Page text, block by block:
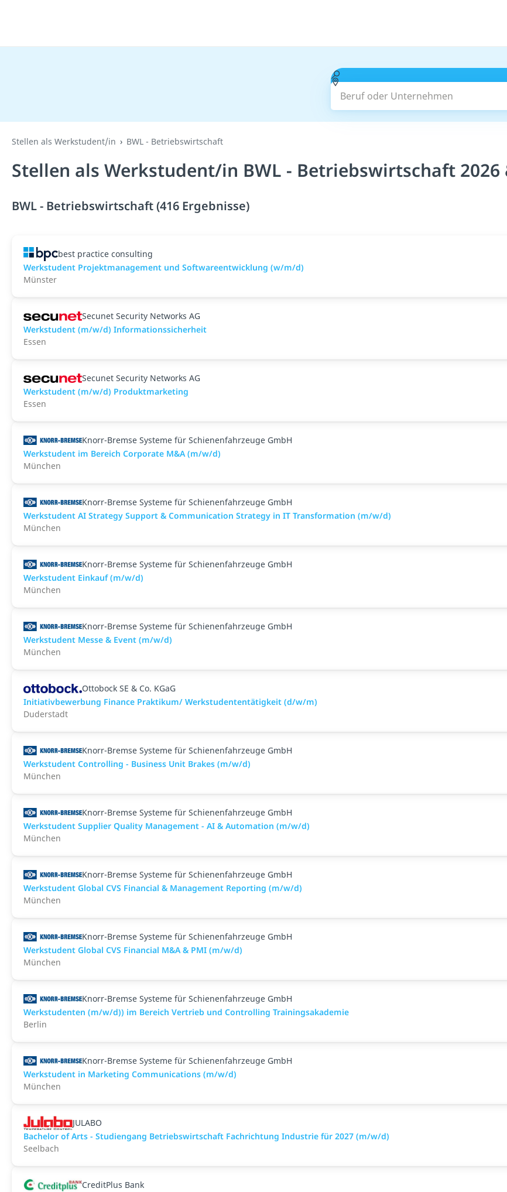
Beruf oder Unternehmen
Stellen als Werkstudent/in BWL - Betriebswirtschaft
Stellen als Werkstudent/in BWL - Betriebswirtschaft 2026
BWL - Betriebswirtschaft (416 Ergebnisse)
best practice consulting
Werkstudent Projektmanagement und Softwareentwicklung (w/m/d)
Münster
Secunet Security Networks AG
Werkstudent (m/w/d) Informationssicherheit
Essen
Secunet Security Networks AG
Werkstudent (m/w/d) Produktmarketing
Essen
Knorr-Bremse Systeme für Schienenfahrzeuge GmbH
Werkstudent im Bereich Corporate M&A (m/w/d)
München
Knorr-Bremse Systeme für Schienenfahrzeuge GmbH
Werkstudent AI Strategy Support & Communication Strategy in IT Transformation (m/w/d)
München
Knorr-Bremse Systeme für Schienenfahrzeuge GmbH
Werkstudent Einkauf (m/w/d)
München
Knorr-Bremse Systeme für Schienenfahrzeuge GmbH
Werkstudent Messe & Event (m/w/d)
München
Ottobock SE & Co. KGaG
Initiativbewerbung Finance Praktikum/ Werkstudententätigkeit (d/w/m)
Duderstadt
Knorr-Bremse Systeme für Schienenfahrzeuge GmbH
Werkstudent Controlling - Business Unit Brakes (m/w/d)
München
Knorr-Bremse Systeme für Schienenfahrzeuge GmbH
Werkstudent Supplier Quality Management - AI & Automation (m/w/d)
München
Knorr-Bremse Systeme für Schienenfahrzeuge GmbH
Werkstudent Global CVS Financial & Management Reporting (m/w/d)
München
Knorr-Bremse Systeme für Schienenfahrzeuge GmbH
Werkstudent Global CVS Financial M&A & PMI (m/w/d)
München
Knorr-Bremse Systeme für Schienenfahrzeuge GmbH
Werkstudenten (m/w/d)) im Bereich Vertrieb und Controlling Trainingsakademie
Berlin
Knorr-Bremse Systeme für Schienenfahrzeuge GmbH
Werkstudent in Marketing Communications (m/w/d)
München
JULABO
Bachelor of Arts - Studiengang Betriebswirtschaft Fachrichtung Industrie für 2027 (m/w/d)
Seelbach
CreditPlus Bank